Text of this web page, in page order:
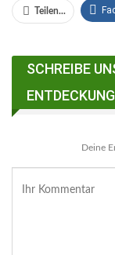
Teilen...
Facebook
SCHREIBE
Deine